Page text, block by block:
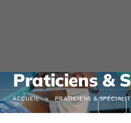
Praticiens &
ACCUEIL PRATICIENS &
FR EN